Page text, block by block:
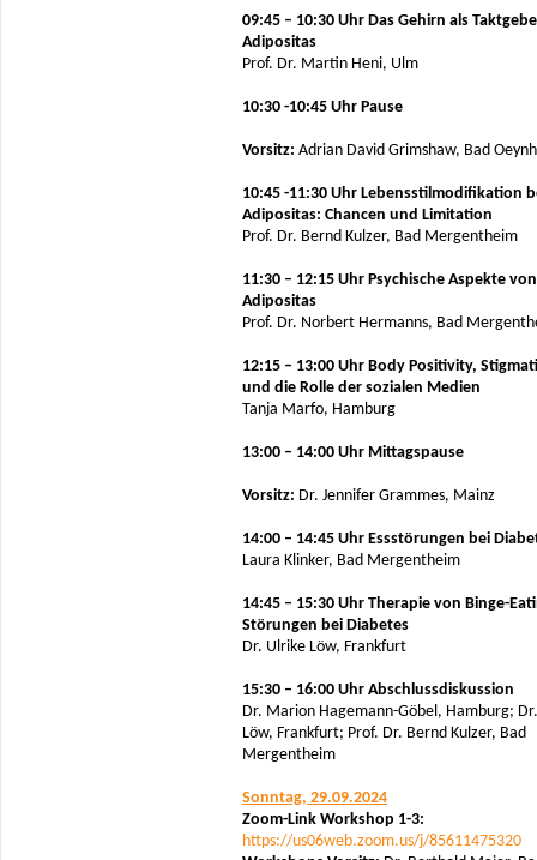
09:45 – 10:30 Uhr Das Gehirn als
Adipositas
Prof. Dr. Martin Heni, Ulm
10:30 -10:45 Uhr Pause
Vorsitz: Adrian David Grimshaw, Bad
10:45 -11:30 Uhr Lebensstilmodifikation
Adipositas: Chancen und Limitation
Prof. Dr. Bernd Kulzer, Bad Mergentheim
11:30 – 12:15 Uhr Psychische Aspekte von
Adipositas
Prof. Dr. Norbert Hermanns, Bad
12:15 – 13:00 Uhr Body Positivity,
und die Rolle der sozialen Medien
Tanja Marfo, Hamburg
13:00 – 14:00 Uhr Mittagspause
Vorsitz: Dr. Jennifer Grammes, Mainz
14:00 – 14:45 Uhr Essstörungen bei
Laura Klinker, Bad Mergentheim
14:45 – 15:30 Uhr Therapie von Binge-
Störungen bei Diabetes
Dr. Ulrike Löw, Frankfurt
15:30 – 16:00 Uhr Abschlussdiskussion
Dr. Marion Hagemann-Göbel, Hamburg;
Löw, Frankfurt; Prof. Dr. Bernd Kulzer, Bad
Mergentheim
Sonntag, 29.09.2024
Zoom-Link Workshop 1-3:
https://us06web.zoom.us/j/85611475320